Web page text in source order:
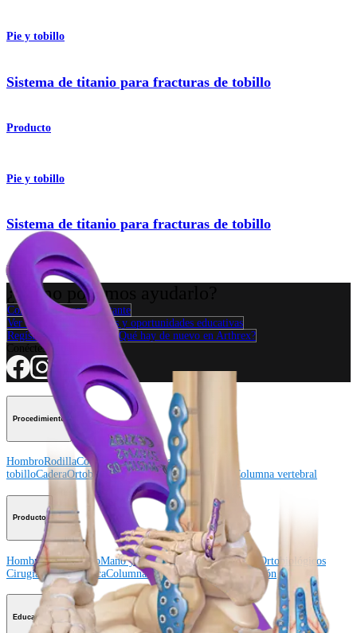
Pie y tobillo
Sistema de titanio para fracturas de tobillo
Producto
Pie y tobillo
Sistema de titanio para fracturas de tobillo
Producto
¿Cómo podemos ayudarlo?
Contacte a un representante
Ver eventos, laboratorios y oportunidades educativas
Regístrese para recibir: ¿Qué hay de nuevo en Arthrex?
Conéctese con nosotros
Procedimiento
HombroRodillaCodo Mano y muñeca Pie y
tobilloCaderaOrtobiológicosCirugía cardiotorácica Columna vertebral
Producto
HombroRodillaCodoMano y muñecaPie y tobilloCadera
Ortobiológicos
Cirugía cardiotorácicaColumna vertebralImagen y resección
Educación médica